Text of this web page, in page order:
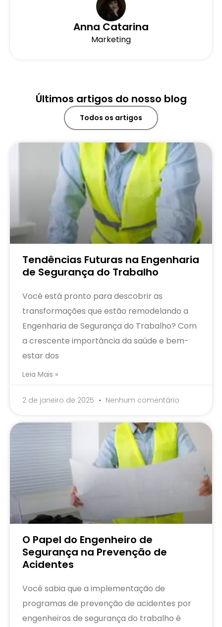
Anna Catarina
Marketing
Últimos artigos do nosso blog
Todos os artigos
Tendências Futuras na Engenharia
de Segurança do Trabalho
Você está pronto para descobrir as
transformações que estão remodelando a
Engenharia de Segurança do Trabalho? Com
a crescente importância da saúde e bem-
estar dos
Leia Mais »
2 de janeiro de 2025 Nenhum comentário
O Papel do Engenheiro de
Segurança na Prevenção de
Acidentes
Você sabia que a implementação de
programas de prevenção de acidentes por
engenheiros de segurança do trabalho é